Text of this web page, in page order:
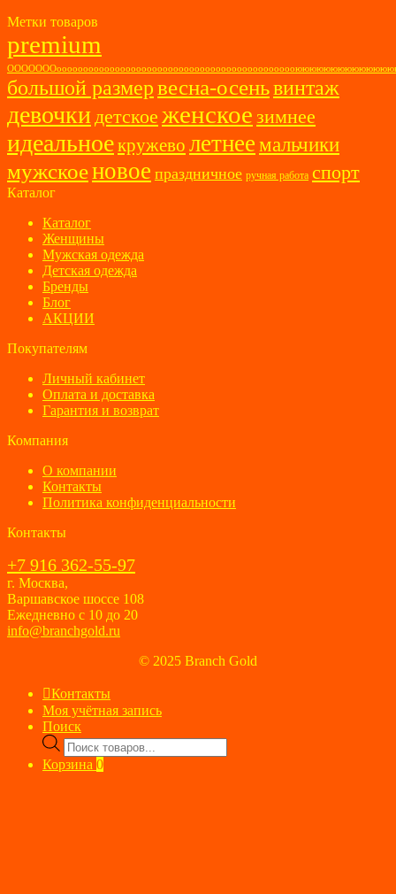
Метки товаров
premium
большой размервесна-осеньвинтаж
девочки детское женское зимнее
идеальноекружево летнее мальчики
мужскоеновое праздничное ручная работа спорт
Каталог
Каталог
Женщины
Мужская одежда
Детская одежда
Бренды
Блог
АКЦИИ
Покупателям
Личный кабинет
Оплата и доставка
Гарантия и возврат
Компания
О компании
Контакты
Политика конфиденциальности
Контакты
+7 916 362-55-97
г. Москва,
Варшавское шоссе 108
Ежедневно с 10 до 20
info@branchgold.ru
© 2025 Branch Gold
Контакты
Моя учётная запись
Поиск
Поиск
товаров
Корзина 0